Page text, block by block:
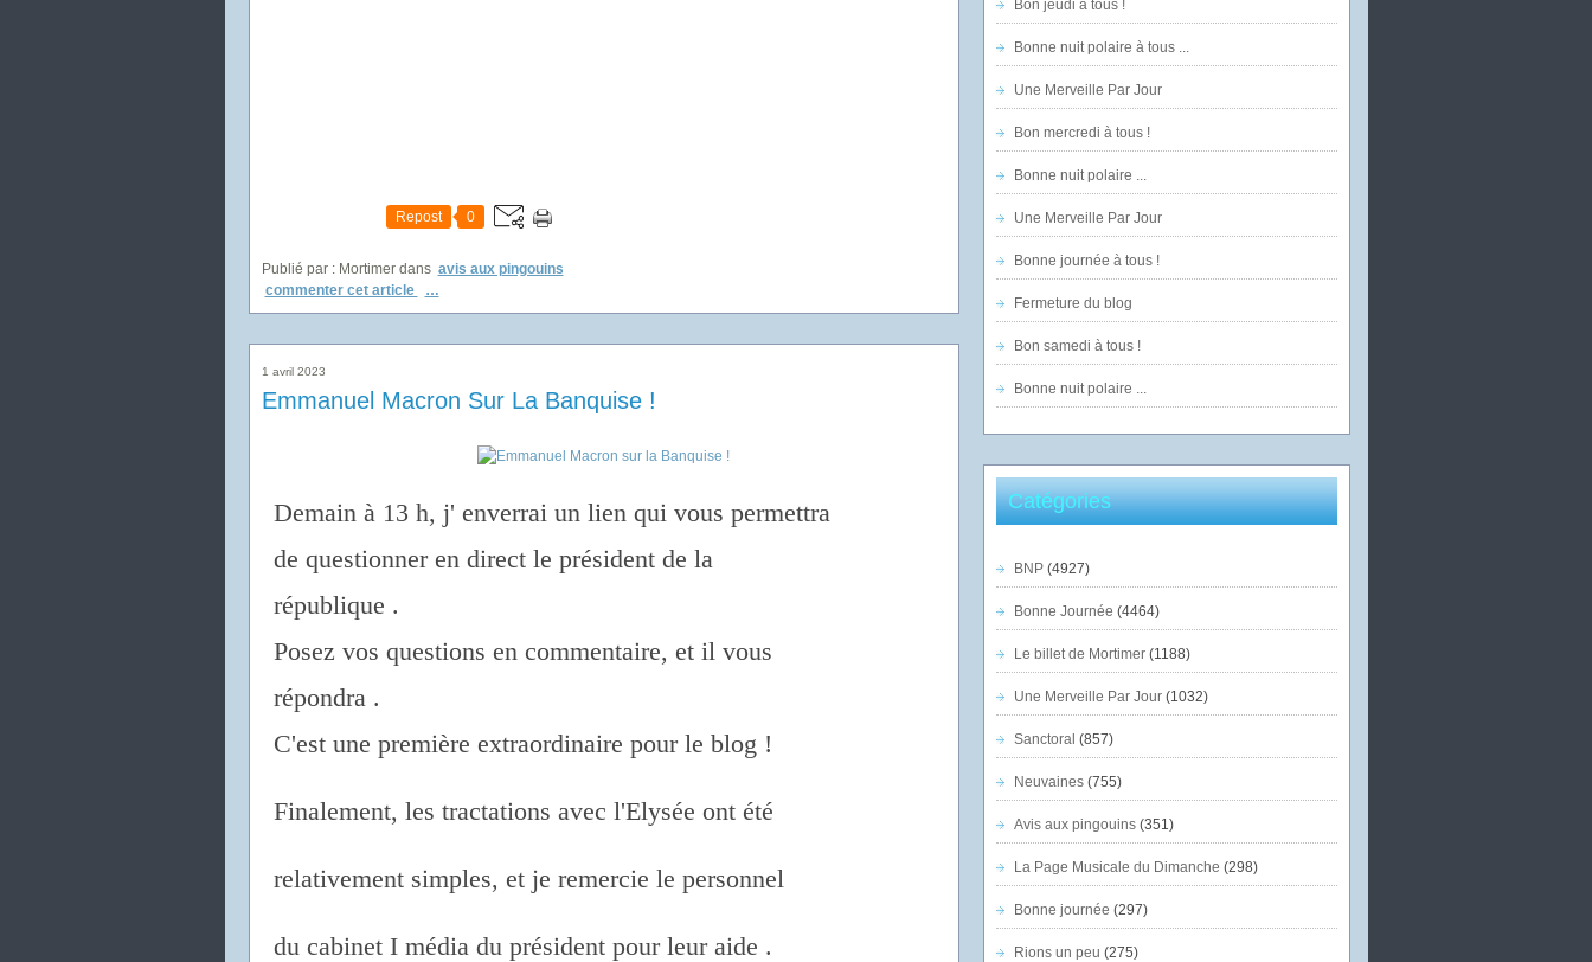
Repost 0
Publié par : Mortimer dans avis aux pingouins
commenter cet article
…
1 avril 2023
Emmanuel Macron Sur La Banquise !
Demain à 13 h, j' enverrai un lien qui vous permettra
de questionner en direct le président de la
république .
Posez vos questions en commentaire, et il vous
répondra .
C'est une première extraordinaire pour le blog !
Finalement, les tractations avec l'Elysée ont été
relativement simples, et je remercie le personnel
du cabinet I média du président pour leur aide .
Bon jeudi à tous !
Bonne nuit polaire à tous ...
Une Merveille Par Jour
Bon mercredi à tous !
Bonne nuit polaire ...
Une Merveille Par Jour
Bonne journée à tous !
Fermeture du blog
Bon samedi à tous !
Bonne nuit polaire ...
Catégories
BNP(4927)
Bonne Journée (4464)
Le billet de Mortimer(1188)
Une Merveille Par Jour(1032)
Sanctoral (857)
Neuvaines(755)
Avis aux pingouins(351)
La Page Musicale du Dimanche (298)
Bonne journée (297)
Rions un peu (275)